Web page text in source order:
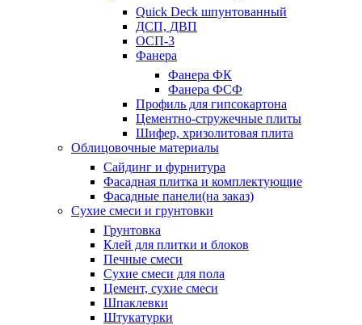
Quick Deck шпунтованный
ДСП, ДВП
ОСП-3
Фанера
Фанера ФК
Фанера ФСФ
Профиль для гипсокартона
Цементно-стружечные плиты
Шифер, хризолитовая плита
Облицовочные материалы
Сайдинг и фурнитура
Фасадная плитка и комплектующие
Фасадные панели(на заказ)
Сухие смеси и грунтовки
Грунтовка
Клей для плитки и блоков
Печные смеси
Сухие смеси для пола
Цемент, сухие смеси
Шпаклевки
Штукатурки